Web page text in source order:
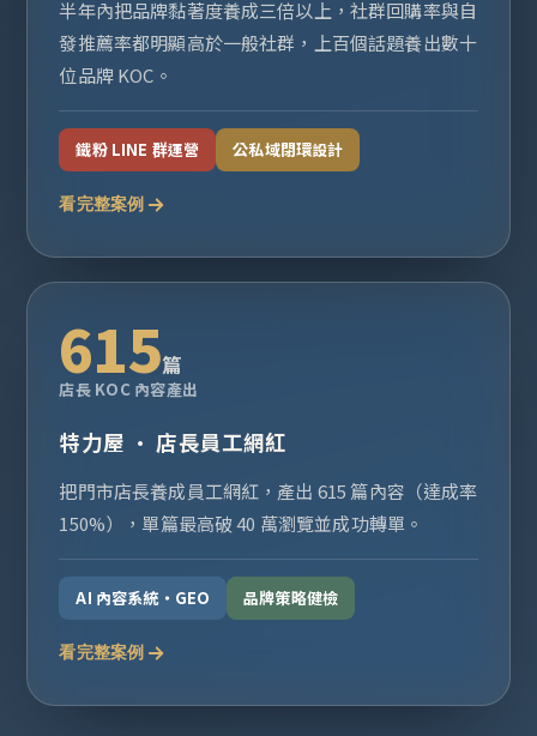
半年內把品牌黏著度養成三倍以上，社群回購率與自
發推薦率都明顯高於一般社群，上百個話題養出數十
位品牌 KOC。
鐵粉 LINE 群運營 公私域閉環設計
看完整案例
615篇
店長 KOC 內容產出
特力屋 · 店長員工網紅
把門市店長養成員工網紅，產出 615 篇內容（達成率
150%），單篇最高破 40 萬瀏覽並成功轉單。
AI 內容系統・GEO 品牌策略健檢
看完整案例